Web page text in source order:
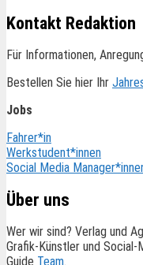
Kontakt Redaktion
Für Informationen,
Bestellen Sie hier Ihr
Jobs
Fahrer*in
Werkstudent*innen
Social Media
Über uns
Wer wir sind? Verlag und
Grafik-Künstler und
Guide Team.